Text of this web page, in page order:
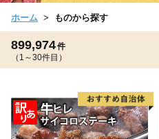
ホーム ものから探す
899,974件
（1～30件目）